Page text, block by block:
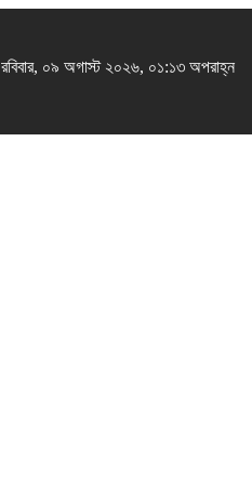
রবিবার, ০৯ অগাস্ট ২০২৬, ০১:১৩ অপরাহ্ন